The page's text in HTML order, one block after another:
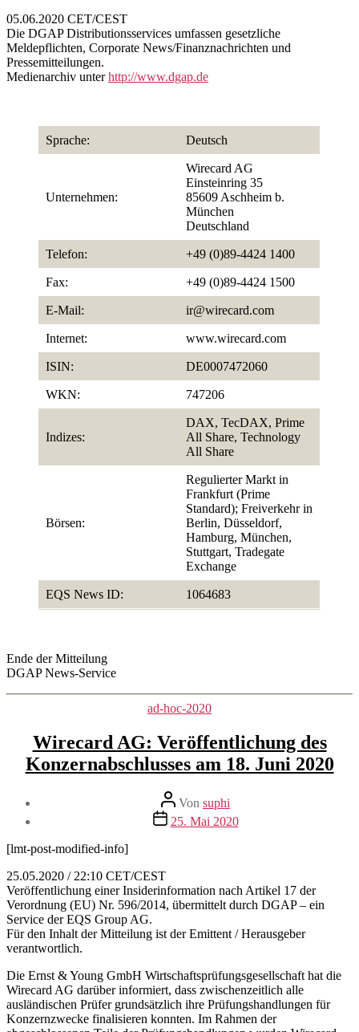
05.06.2020 CET/CEST
Die DGAP Distributionsservices umfassen gesetzliche
Meldepflichten, Corporate News/Finanznachrichten und
Pressemitteilungen.
Medienarchiv unterhttp://www.dgap.de
Sprache: Deutsch
Unternehmen:
Wirecard AG
Einsteinring 35
85609 Aschheim b.
München
Deutschland
Telefon: +49 (0)89-4424 1400
Fax: +49 (0)89-4424 1500
E-Mail: ir@wirecard.com
Internet: www.wirecard.com
ISIN: DE0007472060
WKN: 747206
Indizes:
DAX, TecDAX, Prime
All Share, Technology
All Share
Börsen:
Regulierter Markt in
Frankfurt (Prime
Standard); Freiverkehr in
Berlin, Düsseldorf,
Hamburg, München,
Stuttgart, Tradegate
Exchange
EQS News ID: 1064683
Ende der Mitteilung
DGAP News-Service
Kategorien
ad-hoc-2020
Wirecard AG: Veröffentlichung des
Konzernabschlusses am 18. Juni 2020
Beitragsautor
Von suphi
Veröffentlichungsdatum
25. Mai 2020
[lmt-post-modified-info]
25.05.2020 / 22:10 CET/CEST
Veröffentlichung einer Insiderinformation nach Artikel 17 der
Verordnung (EU) Nr. 596/2014, übermittelt durch DGAP – ein
Service der EQS Group AG.
Für den Inhalt der Mitteilung ist der Emittent / Herausgeber
verantwortlich.
Die Ernst & Young GmbH Wirtschaftsprüfungsgesellschaft hat die
Wirecard AG darüber informiert, dass zwischenzeitlich alle
ausländischen Prüfer grundsätzlich ihre Prüfungshandlungen für
Konzernzwecke finalisieren konnten. Im Rahmen der